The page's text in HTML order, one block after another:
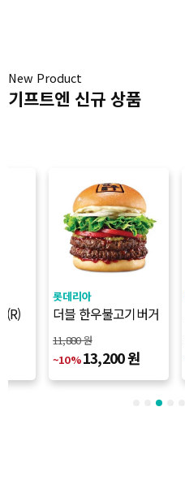
New Product
기프트엔 신규 상품
(R)
롯데리아
더블 한우불고기버거
11,880 원
~10% 13,200 원